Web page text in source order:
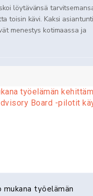
löytävänsä
toisin kävi. Kaksi
menestys kotimaassa ja
mukana työelämän